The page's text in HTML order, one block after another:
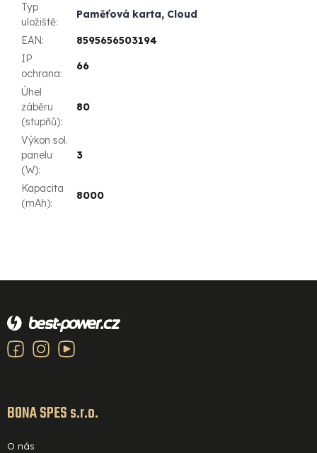
Typ
uložiště:
Paměťová karta, Cloud
EAN:
8595656503194
IP
ochrana:
66
Úhel
záběru
(stupňů):
80
Výkon sol.
panelu
(W):
3
Kapacita
(mAh):
8000
á
a
BONA SPES s.r.o.
O nás